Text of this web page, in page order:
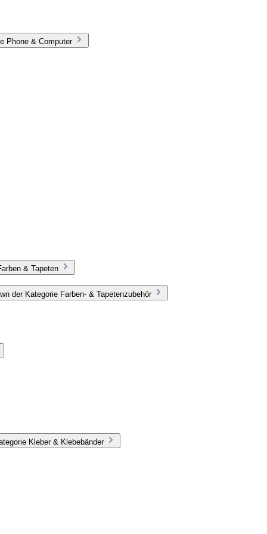
Phone & Computer
& Tapeten
der Kategorie Farben- & Tapetenzubehör
Kleber & Klebebänder